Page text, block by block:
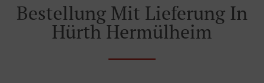
Bestellung Mit Lieferung In
Hürth Hermülheim